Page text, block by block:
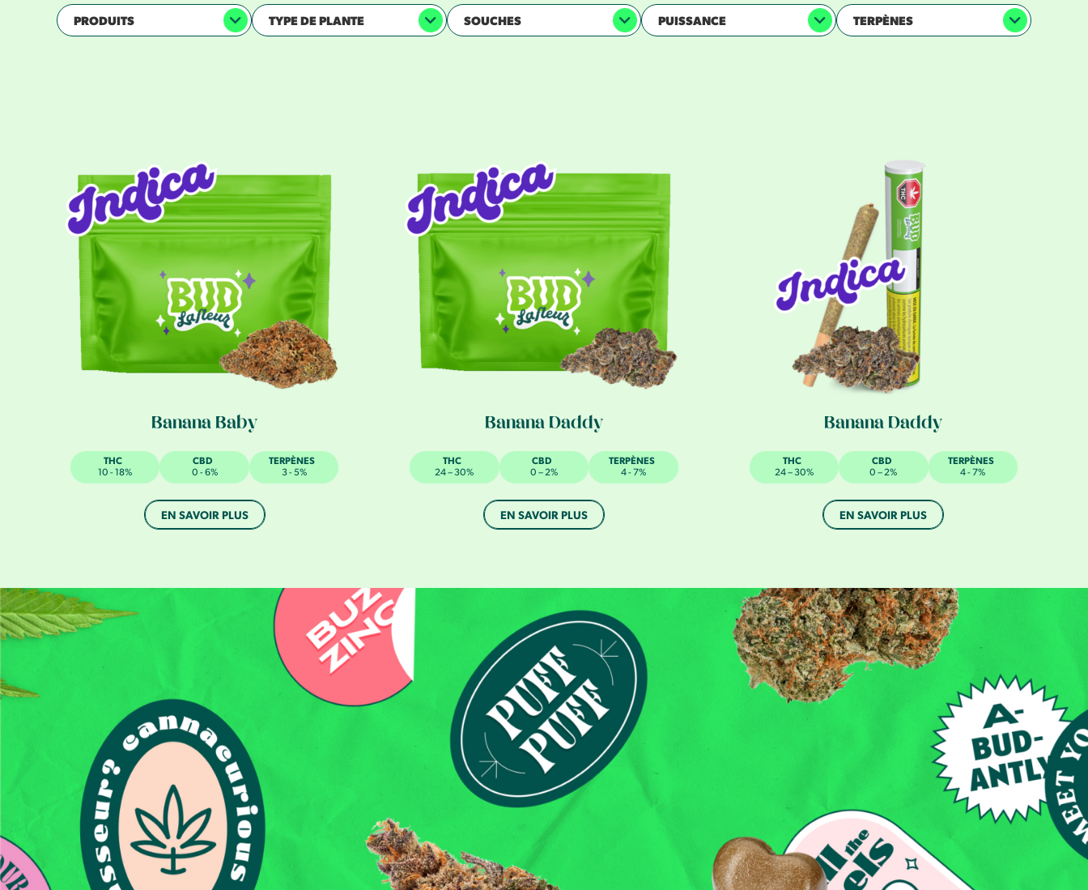
PRODUITS TYPE DE PLANTE SOUCHES PUISSANCE TERPÈNES
Banana Baby
THC
10 - 18%
CBD
0 - 6%
TERPÈNES
3 - 5%
EN SAVOIR PLUS
Banana Daddy
THC
24 – 30%
CBD
0 – 2%
TERPÈNES
4 - 7%
EN SAVOIR PLUS
Banana Daddy
THC
24 – 30%
CBD
0 – 2%
TERPÈNES
4 - 7%
EN SAVOIR PLUS